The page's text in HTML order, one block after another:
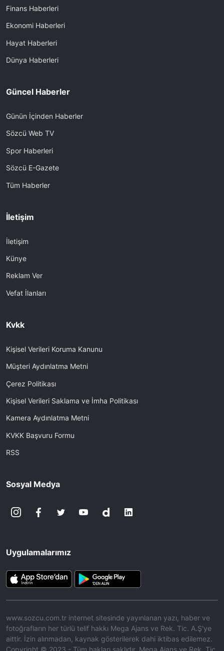
Finans Haberleri
Ekonomi Haberleri
Hayat Haberleri
Dünya Haberleri
Güncel Haberler
Günün İçinden Haberler
Sözcü Web TV
Spor Haberleri
Sözcü E-Gazete
Tüm Haberler
İletişim
İletişim
Künye
Reklam Ver
Vefat İlanları
Kvkk
Kişisel Verileri Koruma Kanunu
Müşteri Aydınlatma Metni
Çerez Politikası
Kişisel Verileri Saklama ve İmha Politikası
Kamera Aydınlatma Metni
KVKK Başvuru Formu
RSS
Sosyal Medya
Uygulamalarımız
www.sozcu.com.tr internet sitesinde yayınlanan yazı, haber ve
fotoğrafların her türlü telif hakkı Mega Ajans ve Rek. Tic. A.Ş'ye
aittir. İzin alınmadan, kaynak gösterilerek dahi iktibas edilemez.